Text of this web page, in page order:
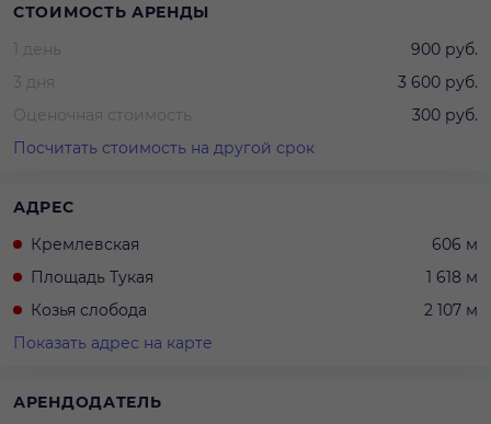
СТОИМОСТЬ АРЕНДЫ
1 день
900 руб.
3 дня
3 600 руб.
Оценочная стоимость
300 руб.
Посчитать стоимость на другой срок
АДРЕС
Кремлевская
606 м
Площадь Тукая
1 618 м
Козья слобода
2 107 м
Показать адрес на карте
АРЕНДОДАТЕЛЬ